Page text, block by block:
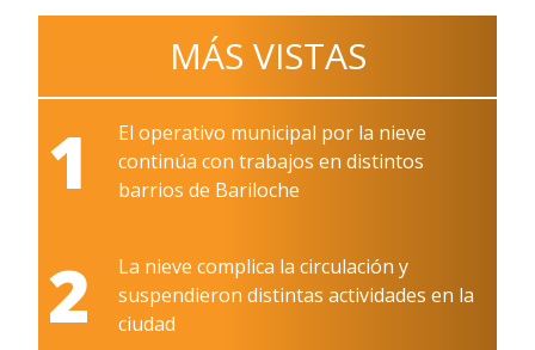
MÁS VISTAS
1
El operativo municipal por la nieve
continúa con trabajos en distintos
barrios de Bariloche
2
La nieve complica la circulación y
suspendieron distintas actividades en la
ciudad